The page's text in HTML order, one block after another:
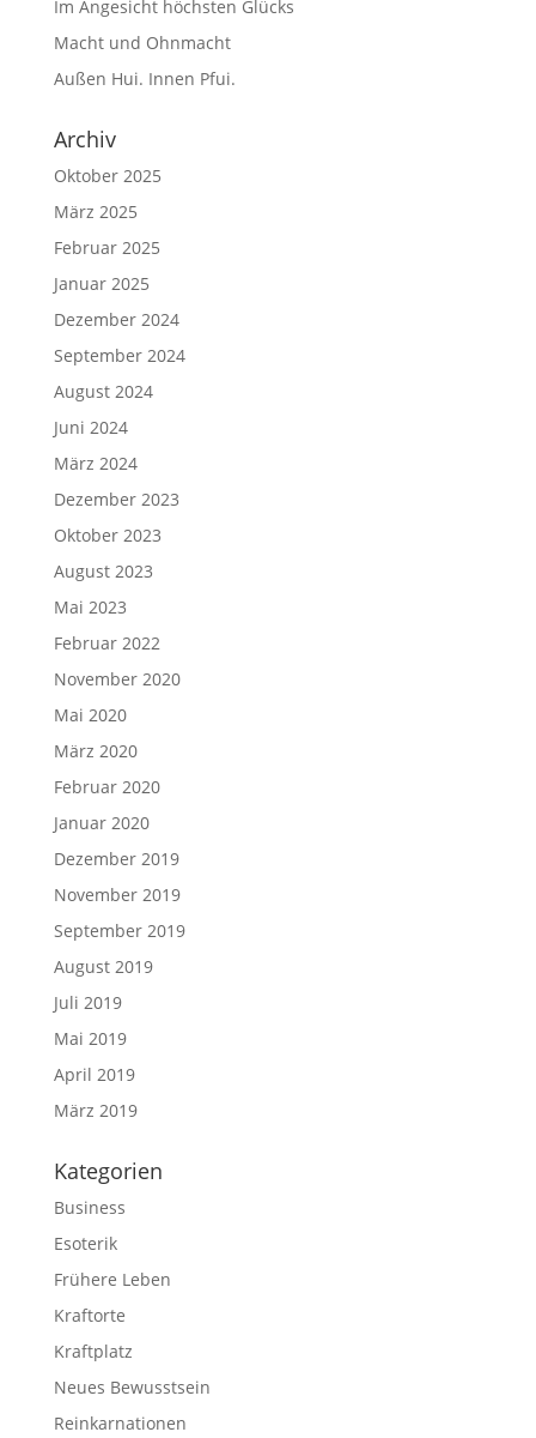
Im Angesicht höchsten Glücks
Macht und Ohnmacht
Außen Hui. Innen Pfui.
Archiv
Oktober 2025
März 2025
Februar 2025
Januar 2025
Dezember 2024
September 2024
August 2024
Juni 2024
März 2024
Dezember 2023
Oktober 2023
August 2023
Mai 2023
Februar 2022
November 2020
Mai 2020
März 2020
Februar 2020
Januar 2020
Dezember 2019
November 2019
September 2019
August 2019
Juli 2019
Mai 2019
April 2019
März 2019
Kategorien
Business
Esoterik
Frühere Leben
Kraftorte
Kraftplatz
Neues Bewusstsein
Reinkarnationen